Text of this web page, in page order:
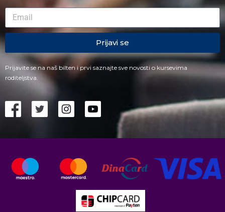
Prijavi se
Prijavite se na naš bilten i prvi saznajte sve novosti o kursevima
roditeljstva.